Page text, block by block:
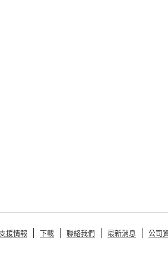
支援情報 下載 聯絡我們 最新消息 公司